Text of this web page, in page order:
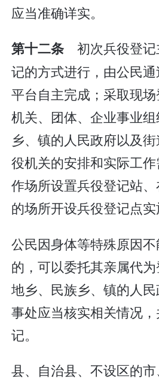
应当准确详实。
第十二条初次兵役登
记的方式进行，由公民
平台自主完成；采取现
机关、团体、企业事业
乡、镇的人民政府以及
役机关的安排和实际工
作场所设置兵役登记站
的场所开设兵役登记点实
公民因身体等特殊原因
的，可以委托其亲属代
地乡、民族乡、镇的人
事处应当核实相关情况
记。
县、自治县、不设区的